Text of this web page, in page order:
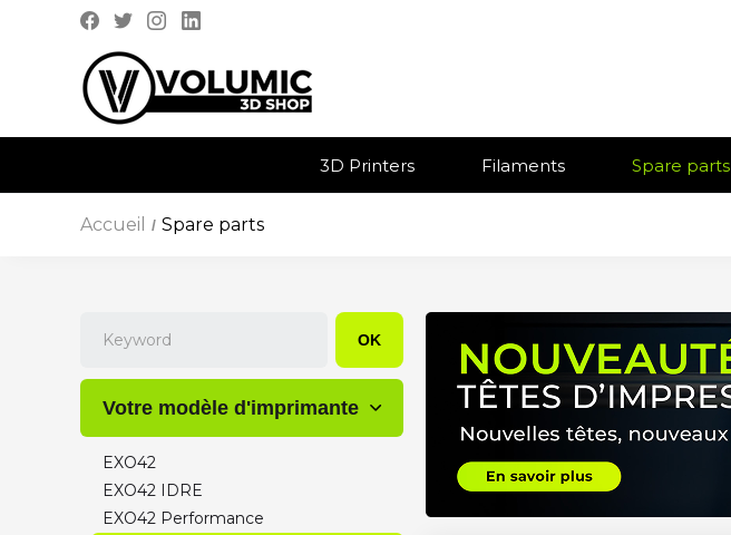
3D Printers Filaments Spare parts
Accueil / Spare parts
OK
Votre modèle d'imprimante
EXO42
EXO42 IDRE
EXO42 Performance